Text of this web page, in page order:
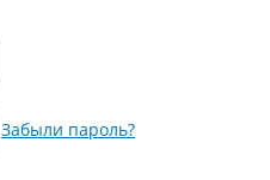
Забыли пароль?